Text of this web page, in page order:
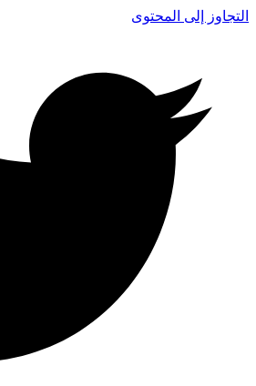
التجاوز إلى المحتوى